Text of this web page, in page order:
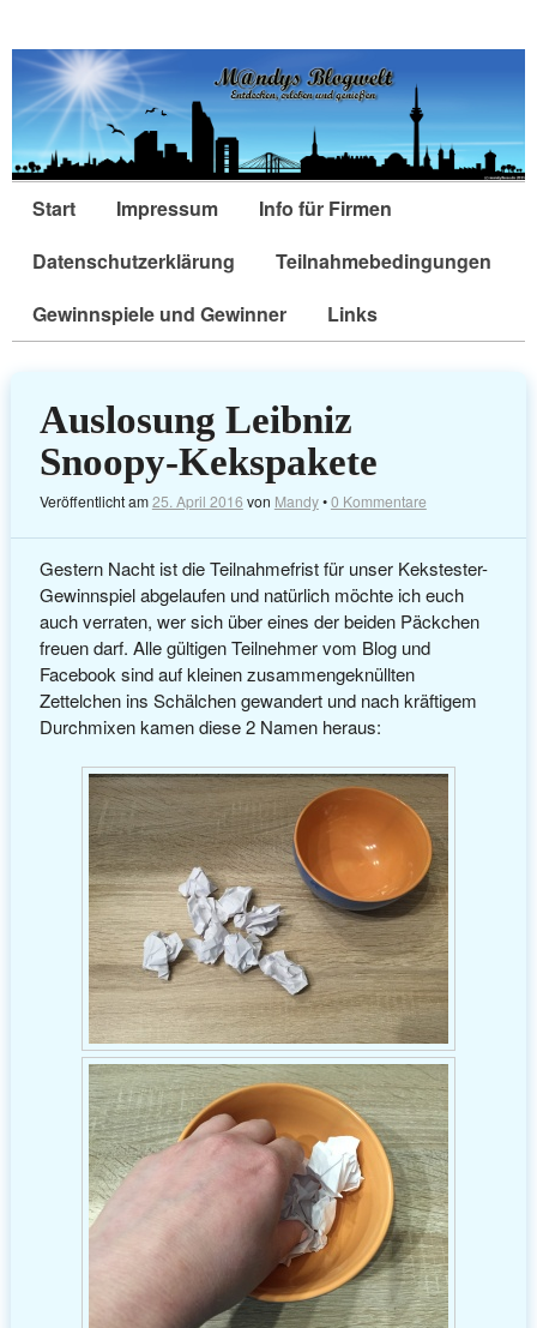
Start Impressum
Info für Firmen
Datenschutzerklärung
Teilnahmebedingungen
Gewinnspiele und Gewinner
Links
Auslosung Leibniz
Snoopy-Kekspakete
Veröffentlicht am25. April 2016 von Mandy•0 Kommentare
Gestern Nacht ist die Teilnahmefrist für unser Kekstester-
Gewinnspiel abgelaufen und natürlich möchte ich euch
auch verraten, wer sich über eines der beiden Päckchen
freuen darf. Alle gültigen Teilnehmer vom Blog und
Facebook sind auf kleinen zusammengeknüllten
Zettelchen ins Schälchen gewandert und nach kräftigem
Durchmixen kamen diese 2 Namen heraus: